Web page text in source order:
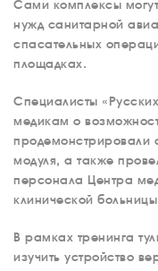
О КОМПАНИИ
Сами комплексы
нужд санитарной
спасательных
площадках.
Специалисты
медикам о
продемонстрировали
модуля, а также
персонала Центра
клинической
В рамках тренинга
изучить устройство